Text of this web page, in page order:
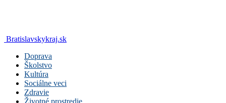
Bratislavskykraj.sk
Doprava
Školstvo
Kultúra
Sociálne veci
Zdravie
Životné prostredie